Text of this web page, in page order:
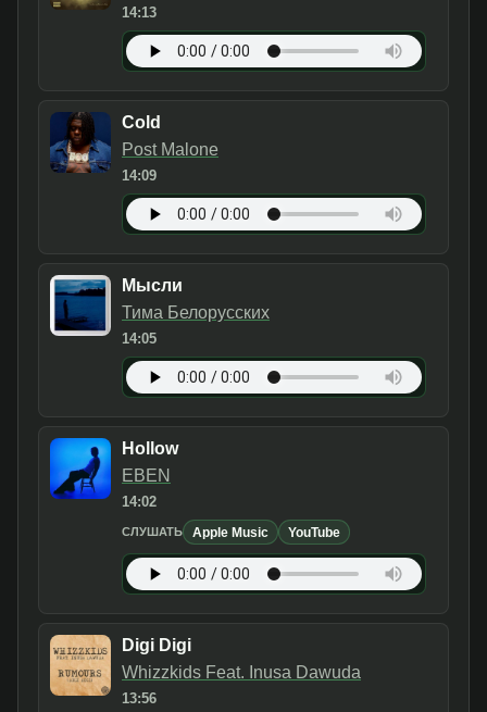
14:13
Cold
Post Malone
14:09
Мысли
Тима Белорусских
14:05
Hollow
EBEN
14:02
СЛУШАТЬ Apple Music YouTube
Digi Digi
Whizzkids Feat. Inusa Dawuda
13:56